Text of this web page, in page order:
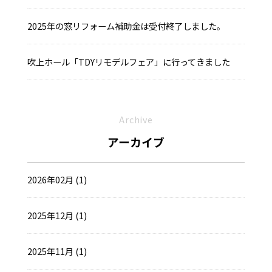
2025年の窓リフォーム補助金は受付終了しました。
吹上ホール「TDYリモデルフェア」に行ってきました
Archive
アーカイブ
2026年02月 (1)
2025年12月 (1)
2025年11月 (1)